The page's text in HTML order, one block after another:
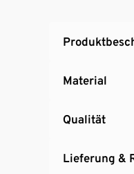
Material
Qualität
Lieferung &